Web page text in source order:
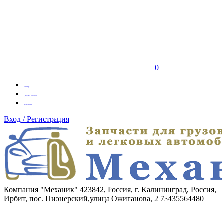
0
Бренды
Оплата заказа
Вакансии
Вход / Регистрация
Компания "Механик" 423842, Россия, г. Калининград, Россия,
Ирбит, пос. Пионерский,улица Ожиганова, 2 73435564480